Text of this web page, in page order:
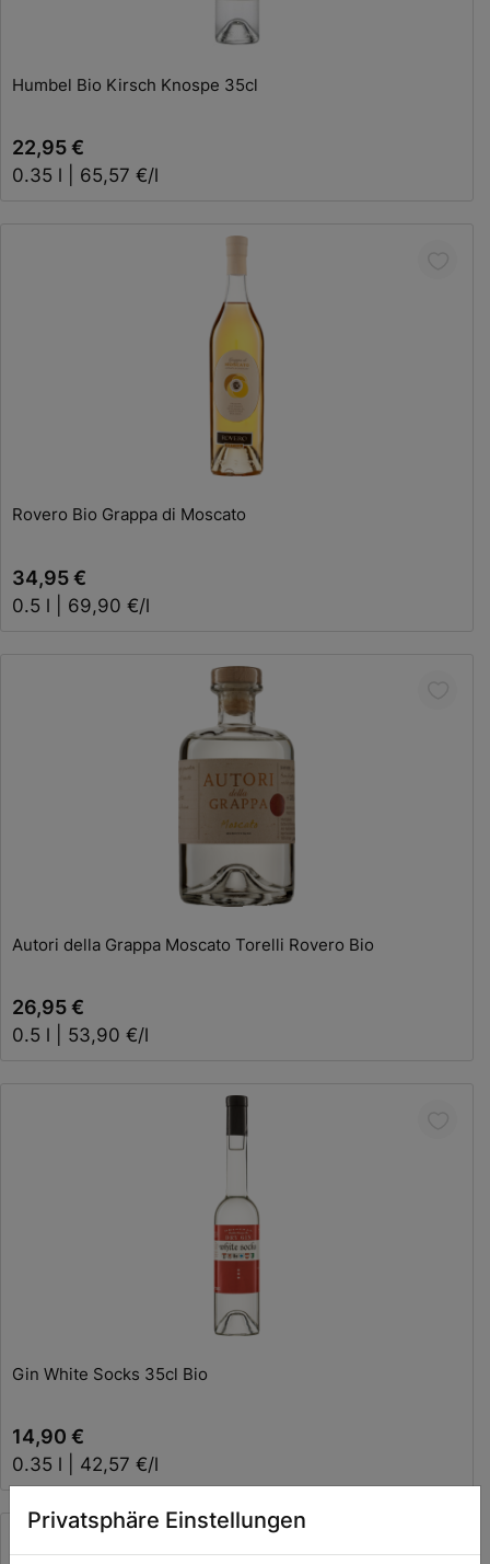
Privatsphäre Einstellungen
Humbel Bio Kirsch Knospe 35cl
22,95 €
0.35 l | 65,57 €/l
In den Warenkorb
Rovero Bio Grappa di Moscato
34,95 €
0.5 l | 69,90 €/l
In den Warenkorb
Autori della Grappa Moscato Torelli Rovero Bio
26,95 €
0.5 l | 53,90 €/l
Gin White Socks 35cl Bio
14,90 €
0.35 l | 42,57 €/l